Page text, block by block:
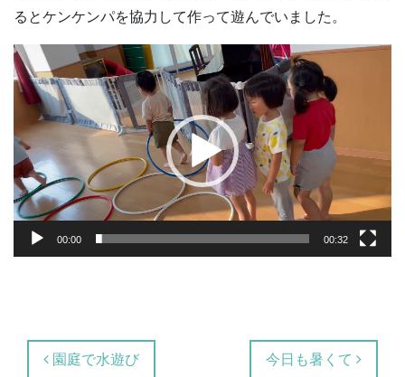
るとケンケンパを協力して作って遊んでいました。
動
画
プ
ー
ヤ
ー
00:00 00:32
投稿ナビゲーション
園庭で水遊び 今日も暑くて